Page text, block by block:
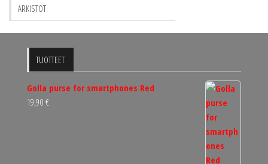
ARKISTOT
TUOTTEET
Golla purse for smartphones Red
19,90 €